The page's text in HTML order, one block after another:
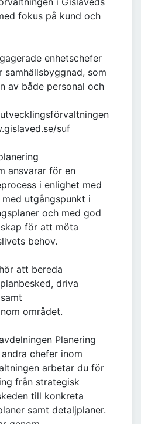
fokus på kund och
enhetschefer
som
av både personal och
suf
ansvarar för en
i enlighet med
utgångspunkt i
och med god
för att möta
behov.
att bereda
driva
området.
Planering
chefer inom
arbetar du för
från strategisk
till konkreta
samt detaljplaner.